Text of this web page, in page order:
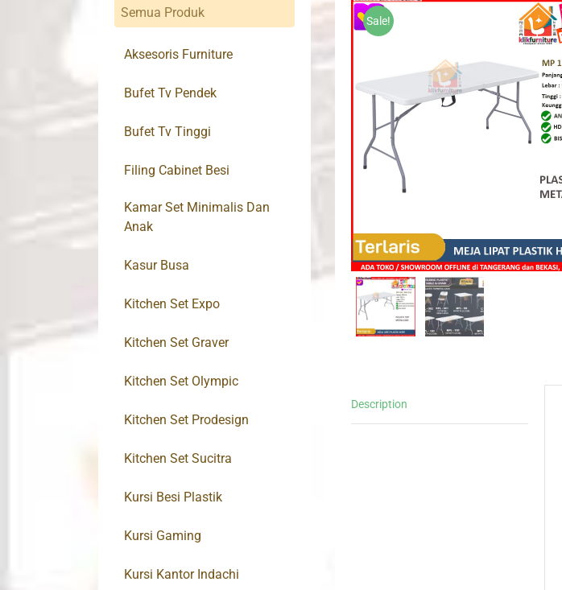
Sale!
Description
Semua Produk
Aksesoris Furniture
Bufet Tv Pendek
Bufet Tv Tinggi
Filing Cabinet Besi
Kamar Set Minimalis Dan
Anak
Kasur Busa
Kitchen Set Expo
Kitchen Set Graver
Kitchen Set Olympic
Kitchen Set Prodesign
Kitchen Set Sucitra
Kursi Besi Plastik
Kursi Gaming
Kursi Kantor Indachi